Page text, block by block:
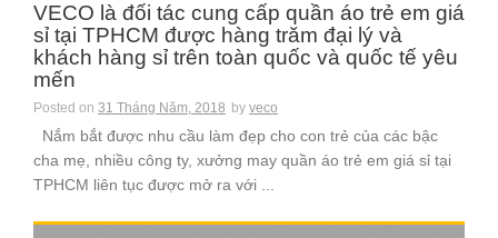
VECO là đối tác cung cấp quần áo trẻ em giá
sỉ tại TPHCM được hàng trăm đại lý và
khách hàng sỉ trên toàn quốc và quốc tế yêu
mến
Posted on 31 Tháng Năm, 2018 by veco
Nắm bắt được nhu cầu làm đẹp cho con trẻ của các bậc
cha mẹ, nhiều công ty, xưởng may quần áo trẻ em giá sỉ tại
TPHCM liên tục được mở ra với ...